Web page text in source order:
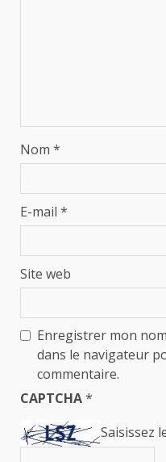
Nom *
E-mail *
Site web
Enregistrer mon
dans le navigateur
commentaire.
CAPTCHA*
Saisissez